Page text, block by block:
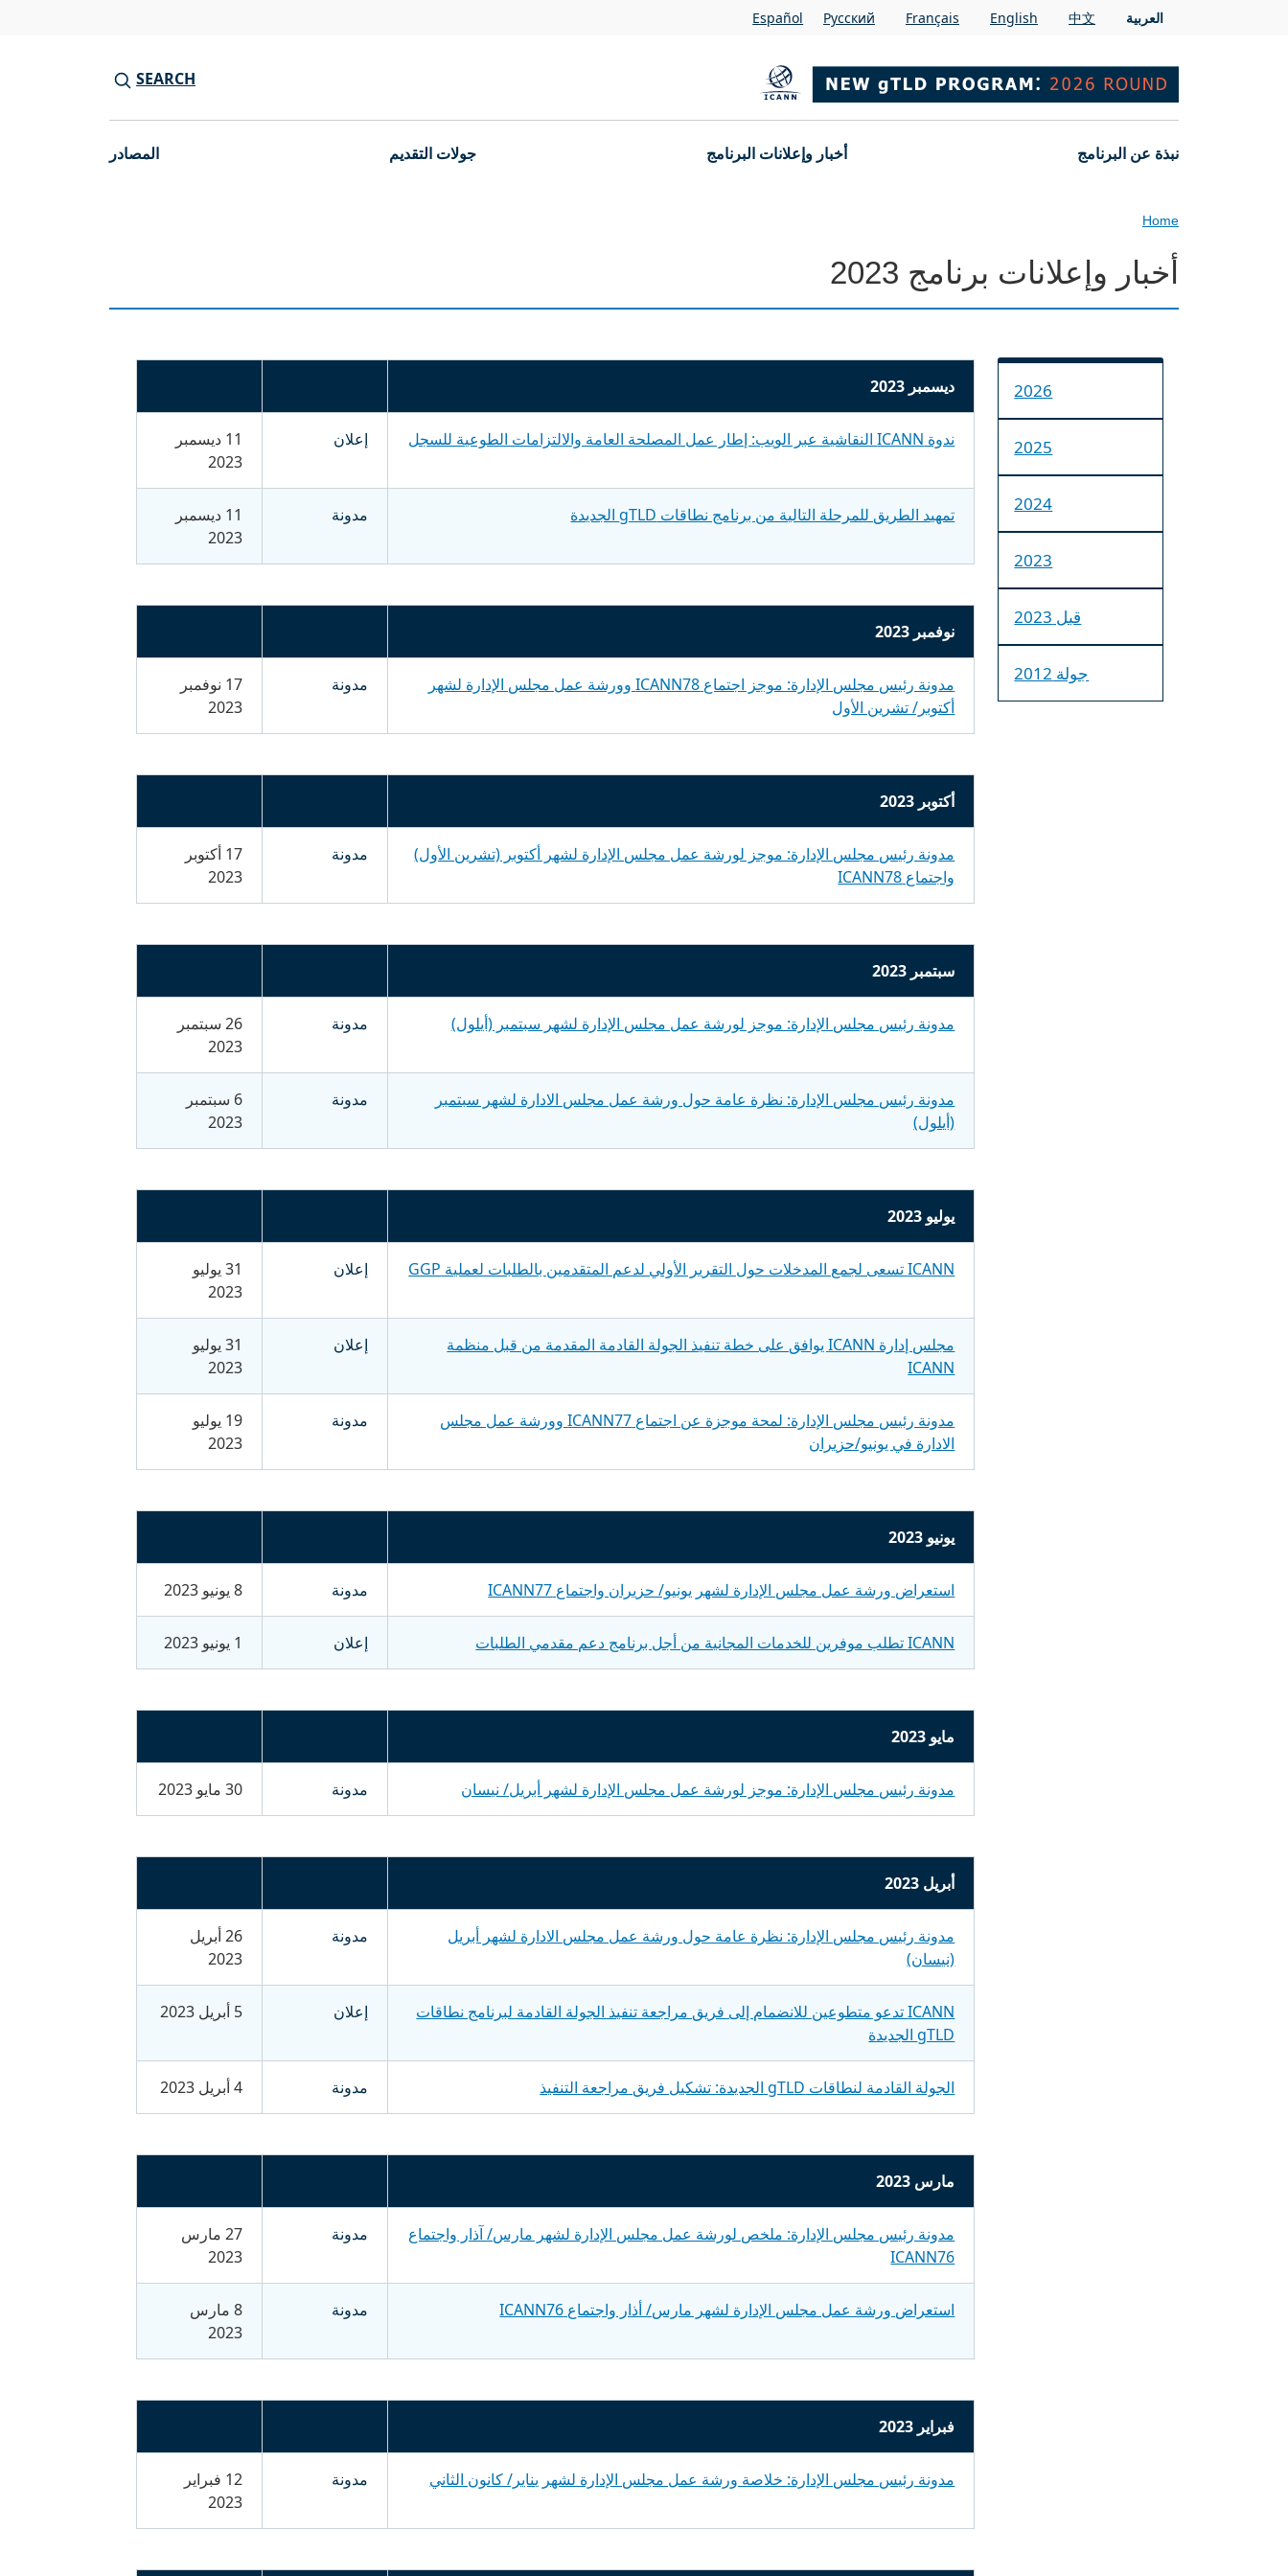
Skip to main contentالعربية 中文
English
Français
Pусский
Español
SEARCH
Main navigation
نبذة عن البرنامج أخبار وإعلانات البرنامج جولات التقديم المصادر
Home
أخبار وإعلانات برنامج 2023
2026
2025
2024
2023
قبل 2023
جولة 2012
ديسمبر 2023
ندوة ICANN النقاشية عبر الويب: إطار عمل المصلحة العامة والالتزامات الطوعية للسجل إعلان
11 ديسمبر
2023
تمهيد الطريق للمرحلة التالية من برنامج نطاقات gTLD الجديدة مدونة
11 ديسمبر
2023
نوفمبر 2023
مدونة رئيس مجلس الإدارة: موجز اجتماع ICANN78 وورشة عمل مجلس الإدارة لشهر
أكتوبر/ تشرين الأول
مدونة
17 نوفمبر
2023
أكتوبر 2023
مدونة رئيس مجلس الإدارة: موجز لورشة عمل مجلس الإدارة لشهر أكتوبر (تشرين الأول)
واجتماع ICANN78
مدونة
17 أكتوبر
2023
سبتمبر 2023
مدونة رئيس مجلس الإدارة: موجز لورشة عمل مجلس الإدارة لشهر سبتمبر (أيلول) مدونة
26 سبتمبر
2023
مدونة رئيس مجلس الإدارة: نظرة عامة حول ورشة عمل مجلس الادارة لشهر سبتمبر
(أيلول)
مدونة
6 سبتمبر
2023
يوليو 2023
ICANN تسعى لجمع المدخلات حول التقرير الأولي لدعم المتقدمين بالطلبات لعملية GGP إعلان
31 يوليو
2023
مجلس إدارة ICANN يوافق على خطة تنفيذ الجولة القادمة المقدمة من قبل منظمة
ICANN
إعلان
31 يوليو
2023
مدونة رئيس مجلس الإدارة: لمحة موجزة عن اجتماع ICANN77 وورشة عمل مجلس
الادارة في يونيو/حزيران
مدونة
19 يوليو
2023
يونيو 2023
استعراض ورشة عمل مجلس الإدارة لشهر يونيو/ حزيران واجتماع ICANN77 مدونة 8 يونيو 2023
ICANN تطلب موفرين للخدمات المجانية من أجل برنامج دعم مقدمي الطلبات إعلان 1 يونيو 2023
مايو 2023
مدونة رئيس مجلس الإدارة: موجز لورشة عمل مجلس الإدارة لشهر أبريل/ نيسان مدونة 30 مايو 2023
أبريل 2023
مدونة رئيس مجلس الإدارة: نظرة عامة حول ورشة عمل مجلس الادارة لشهر أبريل
(نيسان)
مدونة
26 أبريل
2023
ICANN تدعو متطوعين للانضمام إلى فريق مراجعة تنفيذ الجولة القادمة لبرنامج نطاقات
gTLD الجديدة
إعلان 5 أبريل 2023
الجولة القادمة لنطاقات gTLD الجديدة: تشكيل فريق مراجعة التنفيذ مدونة 4 أبريل 2023
مارس 2023
مدونة رئيس مجلس الإدارة: ملخص لورشة عمل مجلس الإدارة لشهر مارس/ آذار واجتماع
ICANN76
مدونة
27 مارس
2023
استعراض ورشة عمل مجلس الإدارة لشهر مارس/ أذار واجتماع ICANN76 مدونة
8 مارس
2023
فبراير 2023
مدونة رئيس مجلس الإدارة: خلاصة ورشة عمل مجلس الإدارة لشهر يناير/ كانون الثاني مدونة
12 فبراير
2023